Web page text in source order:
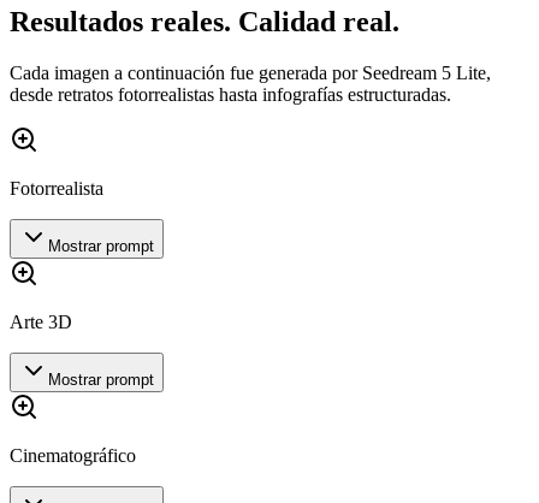
Resultados reales. Calidad real.
Cada imagen a continuación fue generada por Seedream 5 Lite,
desde retratos fotorrealistas hasta infografías estructuradas.
Fotorrealista
Mostrar prompt
Arte 3D
Mostrar prompt
Cinematográfico